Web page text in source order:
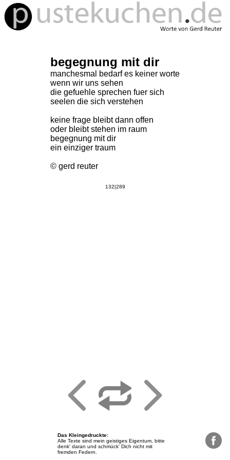
begegnung mit dir
manchesmal bedarf es keiner worte
wenn wir uns sehen
die gefuehle sprechen fuer sich
seelen die sich verstehen
keine frage bleibt dann offen
oder bleibt stehen im raum
begegnung mit dir
ein einziger traum
© gerd reuter
132|289
Das Kleingedruckte:
Alle Texte sind mein geistiges Eigentum, bitte
denk' daran und schmück' Dich nicht mit
fremden Federn.